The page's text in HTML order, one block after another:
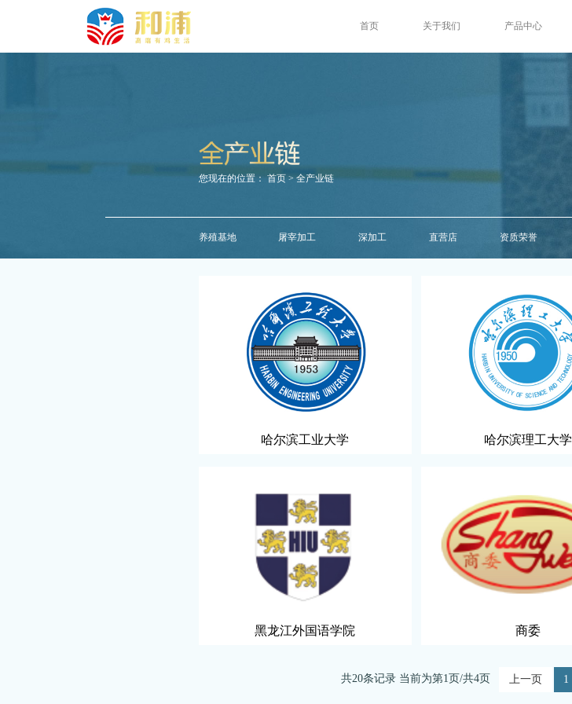
首页 关于我们 产品中心
您现在的位置： 首页> 全产业链
养殖基地 屠宰加工 深加工 直营店 资质荣誉
哈尔滨工业大学 哈尔滨理工大学
黑龙江外国语学院 商委
共20条记录 当前为第1页/共4页 上一页 1